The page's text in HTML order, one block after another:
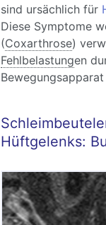
sind ursächlich für
Diese Symptome
(Coxarthrose)
Fehlbelastungen
Hüftgelenks: